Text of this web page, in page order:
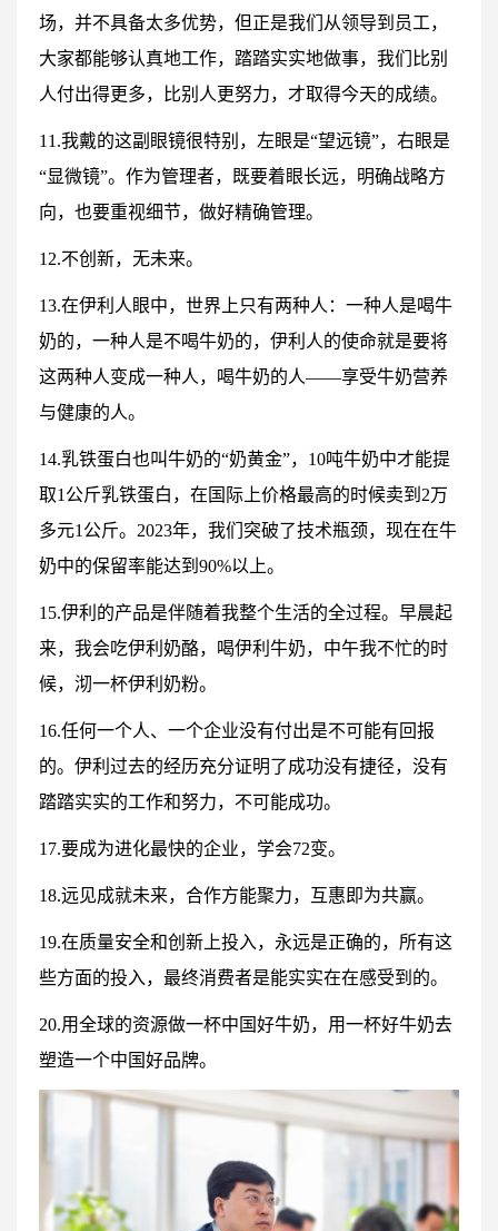
场，并不具备太多优势，但正是我们从领导到员工，
大家都能够认真地工作，踏踏实实地做事，我们比别
人付出得更多，比别人更努力，才取得今天的成绩。
11.我戴的这副眼镜很特别，左眼是“望远镜”，右眼是
“显微镜”。作为管理者，既要着眼长远，明确战略方
向，也要重视细节，做好精确管理。
12.不创新，无未来。
13.在伊利人眼中，世界上只有两种人：一种人是喝牛
奶的，一种人是不喝牛奶的，伊利人的使命就是要将
这两种人变成一种人，喝牛奶的人——享受牛奶营养
与健康的人。
14.乳铁蛋白也叫牛奶的“奶黄金”，10吨牛奶中才能提
取1公斤乳铁蛋白，在国际上价格最高的时候卖到2万
多元1公斤。2023年，我们突破了技术瓶颈，现在在牛
奶中的保留率能达到90%以上。
15.伊利的产品是伴随着我整个生活的全过程。早晨起
来，我会吃伊利奶酪，喝伊利牛奶，中午我不忙的时
候，沏一杯伊利奶粉。
16.任何一个人、一个企业没有付出是不可能有回报
的。伊利过去的经历充分证明了成功没有捷径，没有
踏踏实实的工作和努力，不可能成功。
17.要成为进化最快的企业，学会72变。
18.远见成就未来，合作方能聚力，互惠即为共赢。
19.在质量安全和创新上投入，永远是正确的，所有这
些方面的投入，最终消费者是能实实在在感受到的。
20.用全球的资源做一杯中国好牛奶，用一杯好牛奶去
塑造一个中国好品牌。